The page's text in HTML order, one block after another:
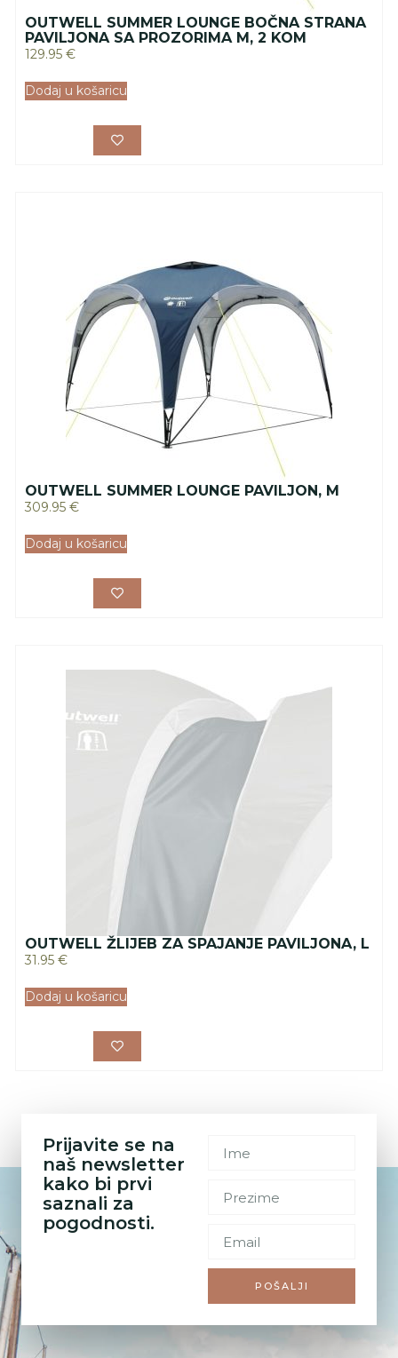
OUTWELL SUMMER LOUNGE BOČNA STRANA
PAVILJONA SA PROZORIMA M, 2 KOM
129.95 €
Dodaj u košaricu
OUTWELL SUMMER LOUNGE PAVILJON, M
309.95 €
Dodaj u košaricu
OUTWELL ŽLIJEB ZA SPAJANJE PAVILJONA, L
31.95 €
Dodaj u košaricu
Prijavite se na
naš newsletter
kako bi prvi
saznali za
pogodnosti.
POŠALJI